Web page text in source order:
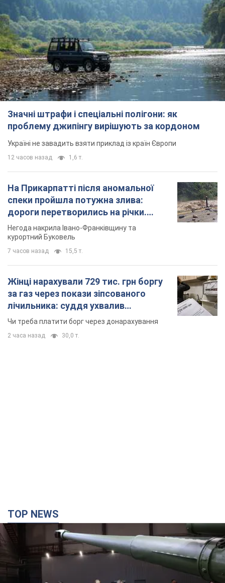
Значні штрафи і спеціальні полігони: як
проблему джипінгу вирішують за кордоном
Україні не завадить взяти приклад із країн Європи
12 часов назад 1,6 т.
На Прикарпатті після аномальної
спеки пройшла потужна злива:
дороги перетворились на річки.
Відео
Негода накрила Івано-Франківщину та
курортний Буковель
7 часов назад 15,5 т.
Жінці нарахували 729 тис. грн боргу
за газ через покази зіпсованого
лічильника: суддя ухвалив
неочікуване рішення
Чи треба платити борг через донарахування
2 часа назад 30,0 т.
TOP NEWS